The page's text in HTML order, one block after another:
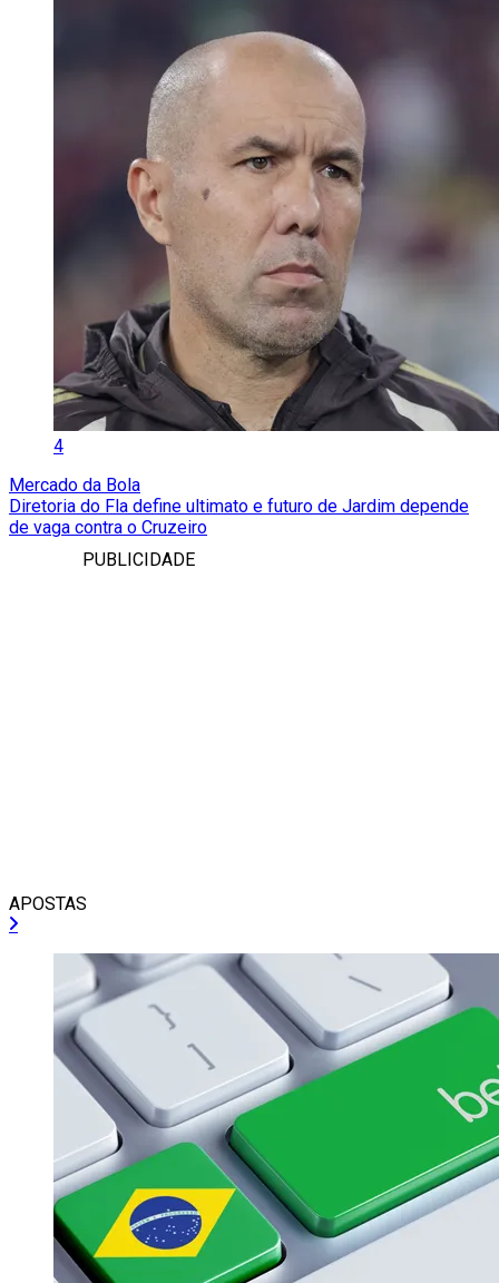
4
Mercado da Bola
Diretoria do Fla define ultimato e futuro de Jardim depende
de vaga contra o Cruzeiro
PUBLICIDADE
APOSTAS